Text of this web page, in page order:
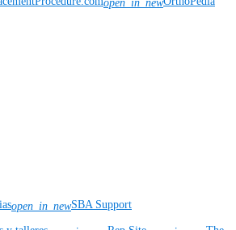
open_in_new
open_in_newSBA Support